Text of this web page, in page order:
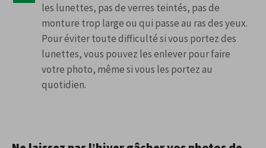
les lunettes, pas de verres teintés, pas de
monture trop large ou qui passe au ras des yeux.
Pour éviter toute difficulté si vous portez des
lunettes, vous pouvez les enlever pour faire
votre photo, même si vous les portez au
quotidien.